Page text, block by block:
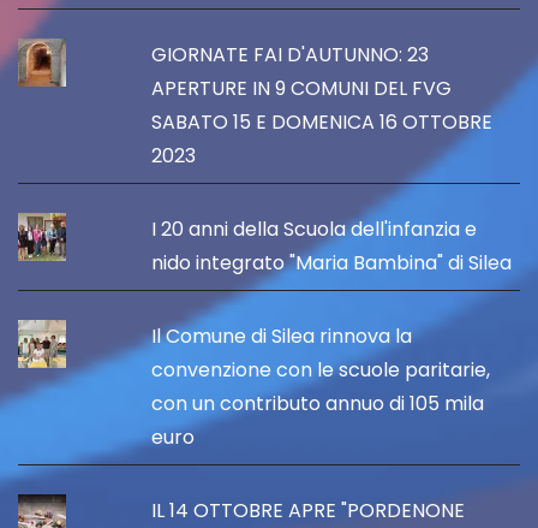
GIORNATE FAI D'AUTUNNO: 23
APERTURE IN 9 COMUNI DEL FVG
SABATO 15 E DOMENICA 16 OTTOBRE
2023
I 20 anni della Scuola dell'infanzia e
nido integrato "Maria Bambina" di Silea
Il Comune di Silea rinnova la
convenzione con le scuole paritarie,
con un contributo annuo di 105 mila
euro
IL 14 OTTOBRE APRE "PORDENONE